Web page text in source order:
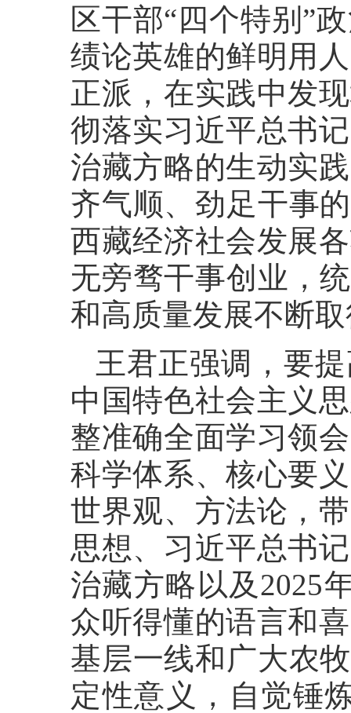
区干部“四个特别”
绩论英雄的鲜明用
正派，在实践中发
彻落实习近平总书
治藏方略的生动实
齐气顺、劲足干事
西藏经济社会发展
无旁骛干事创业，
和高质量发展不断
王君正强调，要
中国特色社会主义
整准确全面学习领
科学体系、核心要
世界观、方法论，
思想、习近平总书
治藏方略以及2025
众听得懂的语言和
基层一线和广大农
定性意义，自觉锤